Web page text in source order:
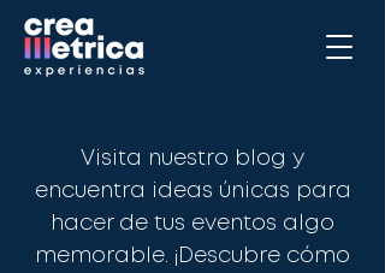
Visita nuestro blog y
encuentra ideas únicas para
hacer de tus eventos algo
memorable. ¡Descubre cómo